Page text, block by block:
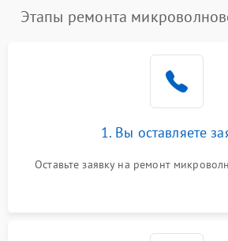
2200 ₽
Не работают сенсорные
1000 ₽
Этапы ремонта
1. Вы оставляете
Оставьте заявку на ремонт